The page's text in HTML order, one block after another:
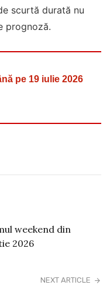
scurtă durată nu
prognoză.
pe 19 iulie 2026
weekend din
2026
NEXT ARTICLE